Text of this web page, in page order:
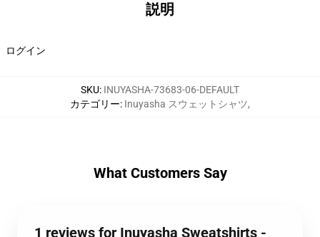
説明
ログイン
SKU: INUYASHA-73683-06-DEFAULT
カテゴリー: Inuyasha スウェットシャツ,
What Customers Say
1 reviews for Inuyasha Sweatshirts -